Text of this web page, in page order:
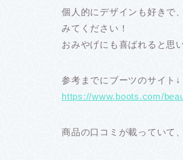
個人的にデザインも好きで
みてください！
おみやげにも喜ばれると思
参考までにブーツのサイト↓
https://www.boots.com/
商品の口コミが載っていて